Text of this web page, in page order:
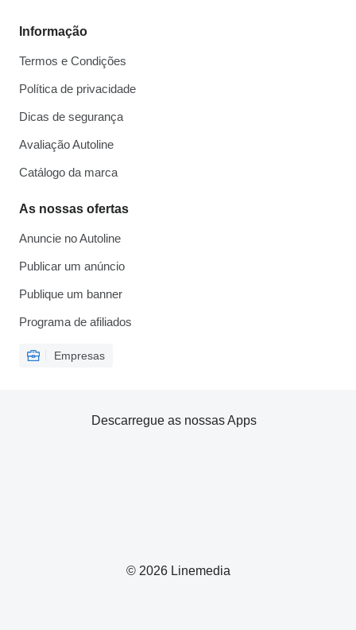
Informação
Termos e Condições
Política de privacidade
Dicas de segurança
Avaliação Autoline
Catálogo da marca
As nossas ofertas
Anuncie no Autoline
Publicar um anúncio
Publique um banner
Programa de afiliados
Empresas
© 2026 Linemedia
Descarregue as nossas Apps